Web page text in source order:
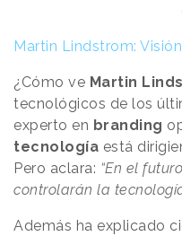
Martin Lindstrom:
¿Cómo ve Martin
tecnológicos de los
experto en branding
tecnología está
Pero aclara: “En el
controlarán la
Además ha explicado